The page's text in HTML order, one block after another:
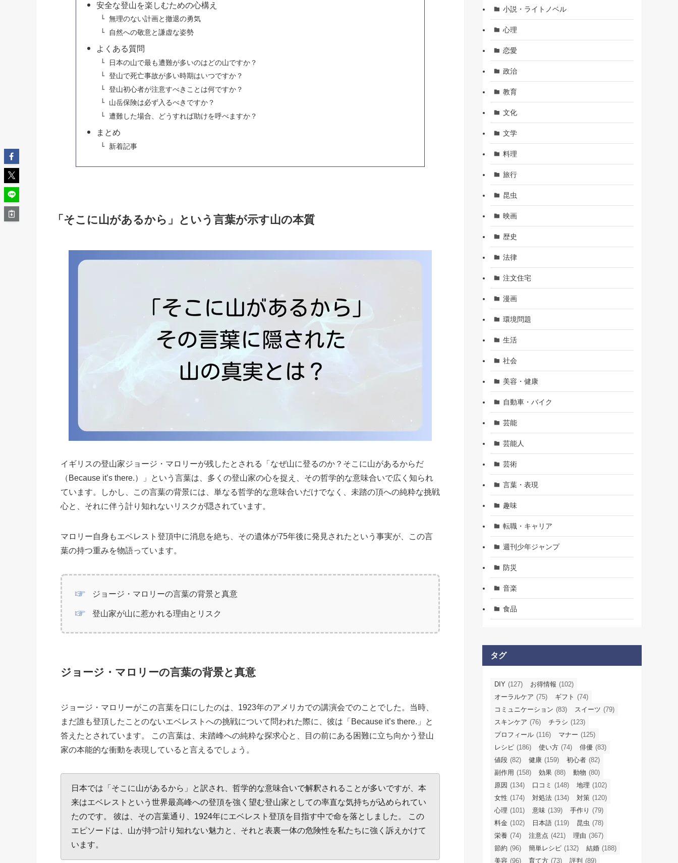
安全な登山を楽しむための心構え
無理のない計画と撤退の勇気
自然への敬意と謙虚な姿勢
よくある質問
日本の山で最も遭難が多いのはどの山ですか？
登山で死亡事故が多い時期はいつですか？
登山初心者が注意すべきことは何ですか？
山岳保険は必ず入るべきですか？
遭難した場合、どうすれば助けを呼べますか？
まとめ
新着記事
「そこに山があるから」という言葉が示す山の本質
イギリスの登山家ジョージ・マロリーが残したとされる「なぜ山に登るのか？そこに山があるからだ
（Because it’s there.）」という言葉は、多くの登山家の心を捉え、その哲学的な意味合いで広く知られ
ています。しかし、この言葉の背景には、単なる哲学的な意味合いだけでなく、未踏の頂への純粋な挑戦
心と、それに伴う計り知れないリスクが隠されています。
マロリー自身もエベレスト登頂中に消息を絶ち、その遺体が75年後に発見されたという事実が、この言
葉の持つ重みを物語っています。
ジョージ・マロリーの言葉の背景と真意
登山家が山に惹かれる理由とリスク
ジョージ・マロリーの言葉の背景と真意
ジョージ・マロリーがこの言葉を口にしたのは、1923年のアメリカでの講演会でのことでした。当時、
まだ誰も登頂したことのないエベレストへの挑戦について問われた際に、彼は「Because it’s there.」と
答えたとされています。 この言葉は、未踏峰への純粋な探求心と、目の前にある困難に立ち向かう登山
家の本能的な衝動を表現していると言えるでしょう。
日本では「そこに山があるから」と訳され、哲学的な意味合いで解釈されることが多いですが、本
来はエベレストという世界最高峰への登頂を強く望む登山家としての率直な気持ちが込められてい
たのです。 彼は、その言葉通り、1924年にエベレスト登頂を目指す中で命を落としました。 この
エピソードは、山が持つ計り知れない魅力と、それと表裏一体の危険性を私たちに強く訴えかけて
います。
小説・ライトノベル
心理
恋愛
政治
教育
文化
文学
料理
旅行
昆虫
映画
歴史
法律
注文住宅
漫画
環境問題
生活
社会
美容・健康
自動車・バイク
芸能
芸能人
芸術
言葉・表現
趣味
転職・キャリア
週刊少年ジャンプ
防災
音楽
食品
タグ
DIY (127) お得情報 (102)
オーラルケア (75) ギフト (74)
コミュニケーション (83) スイーツ (79)
スキンケア (76) チラシ (123)
プロフィール (116) マナー (125)
レシピ (186) 使い方 (74) 俳優 (83)
値段 (82) 健康 (159) 初心者 (82)
副作用 (158) 効果 (88) 動物 (80)
原因 (134) 口コミ (148) 地理 (102)
女性 (174) 対処法 (134) 対策 (120)
心理 (101) 意味 (139) 手作り (79)
料金 (102) 日本語 (119) 昆虫 (78)
栄養 (74) 注意点 (421) 理由 (367)
節約 (96) 簡単レシピ (132) 結婚 (188)
美容 (96) 育て方 (73) 評判 (89)